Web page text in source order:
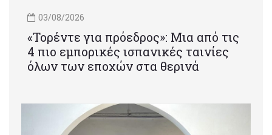
03/08/2026
«Τορέντε για πρόεδρος»: Mια από τις
4 πιο εμπορικές ισπανικές ταινίες
όλων των εποχών στα θερινά